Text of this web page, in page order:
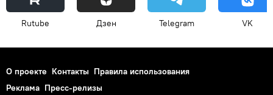
Rutube Дзен Telegram VK
О проекте Контакты Правила использования
Реклама Пресс-релизы